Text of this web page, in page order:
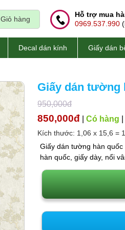
Giỏ hàng
Hỗ trợ mua
0969.537.990
Decal dán kính Giấy dán
Giấy dán tường
950,000đ
850,000đ Có hàng
Kích thước: 1,06 x 15,6 =
Giấy dán tường hàn
hàn quốc, giấy dày, nổi